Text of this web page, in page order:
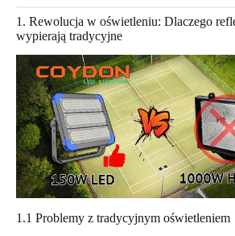
1. Rewolucja w oświetleniu: Dlaczego
wypierają tradycyjne
1.1 Problemy z tradycyjnym oświetleniem